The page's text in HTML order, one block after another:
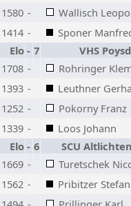
1580 -
Wallisch
1414 -
Sponer
Elo - 7
VHS
1708 -
Rohringer
1393 -
Leuthner
1252 -
Pokorny Franz
1339 -
Loos Johann
Elo - 6
SCU
1669 -
Turetschek
1562 -
Pribitzer Stefan